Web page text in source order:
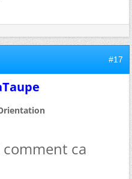
#17
comment ca